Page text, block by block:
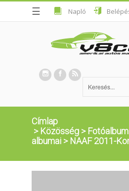
☰ Napló
Címlap
> Közösség > Fotóalbum
albumai > NAAF 2011-